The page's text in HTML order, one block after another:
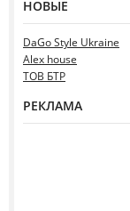
НОВЫЕ
DaGo Style Ukraine
Alex house
ТОВ БТР
РЕКЛАМА